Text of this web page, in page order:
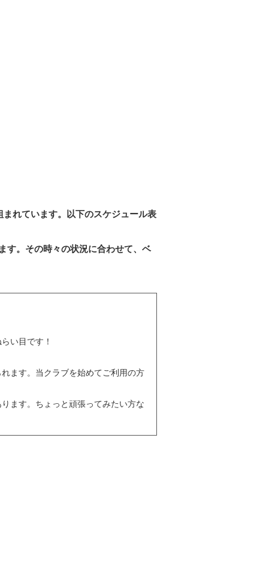
れています。以下のスケジュール表
す。その時々の状況に合わせて、ベ
い目です！
ます。当クラブを始めてご利用の方
ます。ちょっと頑張ってみたい方な